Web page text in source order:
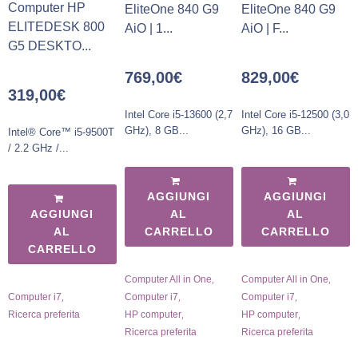
Computer HP
ELITEDESK 800
G5 DESKTO...
319,00€
Intel® Core™ i5-9500T
/ 2.2 GHz /...
AGGIUNGI
AL
CARRELLO
Computer i7,
Ricerca preferita
EliteOne 840 G9
AiO | 1...
769,00€
Intel Core i5-13600 (2,7
GHz), 8 GB...
AGGIUNGI
AL
CARRELLO
Computer All in One,
Computer i7,
HP computer,
Ricerca preferita
EliteOne 840 G9
AiO | F...
829,00€
Intel Core i5-12500 (3,0
GHz), 16 GB...
AGGIUNGI
AL
CARRELLO
Computer All in One,
Computer i7,
HP computer,
Ricerca preferita